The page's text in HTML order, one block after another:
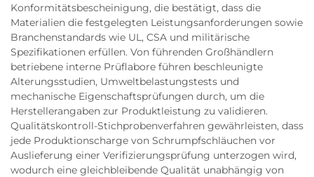
Konformitätsbescheinigung, die bestätigt, dass die
Materialien die festgelegten Leistungsanforderungen sowie
Branchenstandards wie UL, CSA und militärische
Spezifikationen erfüllen. Von führenden Großhändlern
betriebene interne Prüflabore führen beschleunigte
Alterungsstudien, Umweltbelastungstests und
mechanische Eigenschaftsprüfungen durch, um die
Herstellerangaben zur Produktleistung zu validieren.
Qualitätskontroll-Stichprobenverfahren gewährleisten, dass
jede Produktionscharge von Schrumpfschläuchen vor
Auslieferung einer Verifizierungsprüfung unterzogen wird,
wodurch eine gleichbleibende Qualität unabhängig von